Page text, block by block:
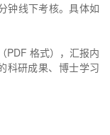
钟线下考核。具体如
PDF 格式），汇报内
科研成果、博士学习